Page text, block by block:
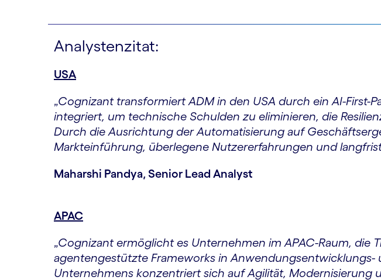
Analystenzitat:
USA
„Cognizant transformiert ADM in den USA durch ein AI-First-
integriert, um technische Schulden zu eliminieren, die
Durch die Ausrichtung der Automatisierung auf
Markteinführung, überlegene Nutzererfahrungen und
Maharshi Pandya, Senior Lead Analyst
APAC
„Cognizant ermöglicht es Unternehmen im APAC-Raum, die
agentengestützte Frameworks in
Unternehmens konzentriert sich auf Agilität, Modernisierung